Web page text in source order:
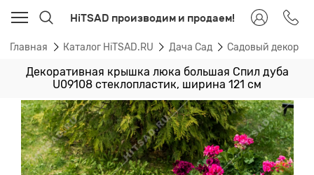
HiTSAD производим и продаем!
Главная Каталог HiTSAD.RU Дача Сад Садовый декор
Декоративная крышка люка большая Спил дуба
U09108 стеклопластик, ширина 121 см